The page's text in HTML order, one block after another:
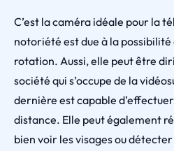
C’est la caméra idéale pour la
notoriété est due à la possibilité
rotation. Aussi, elle peut être
société qui s’occupe de la
dernière est capable
distance. Elle peut également
bien voir les visages ou